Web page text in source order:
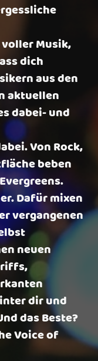
Musik,
dich
aus den
aktuellen
dabei- und
Von Rock,
beben
Dafür mixen
vergangenen
neuen
dir und
das Beste?
Voice of